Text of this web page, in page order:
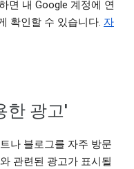
면 내 Google 계정에 연
확인할 수 있습니다. 자
한 광고'
나 블로그를 자주 방문
관련된 광고가 표시될